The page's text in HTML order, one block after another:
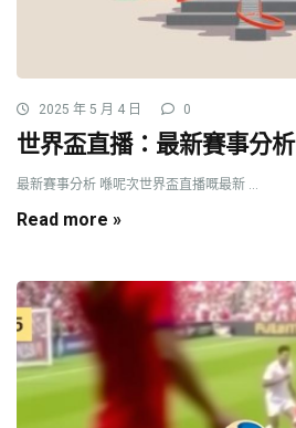
2025 年 5 月 4 日 0
世界盃直播：最新賽事分析
最新賽事分析 喺呢次世界盃直播嘅最新 ...
Read more »